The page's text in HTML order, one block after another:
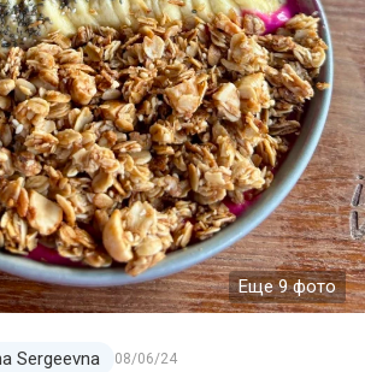
Еще 9 фото
Sergeevna 08/06/24